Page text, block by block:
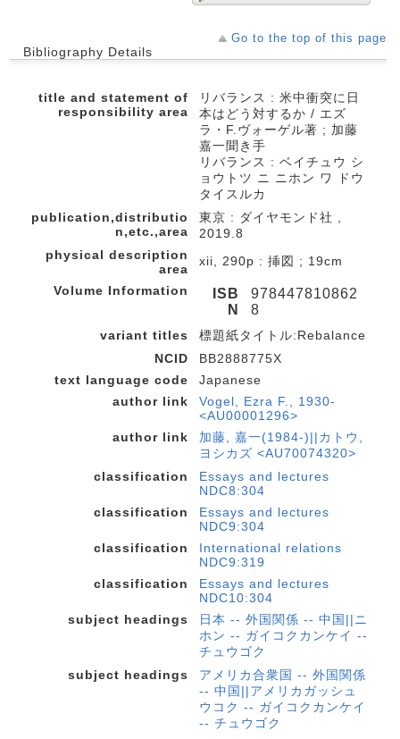
Go to the top of this page
Bibliography Details
title and statement of
responsibility area
リバランス : 米中衝突に日
本はどう対するか / エズ
ラ・F.ヴォーゲル著 ; 加藤
嘉一聞き手
リバランス : ベイチュウ シ
ョウトツ ニ ニホン ワ ドウ
タイスルカ
publication,distributio
n,etc.,area
東京 : ダイヤモンド社 ,
2019.8
physical description
area
xii, 290p : 挿図 ; 19cm
Volume Information
ISB
N
978447810862
8
variant titles
標題紙タイトル:Rebalance
NCID
BB2888775X
text language code
Japanese
author link
Vogel, Ezra F., 1930-
<AU00001296>
author link
加藤, 嘉一(1984-)||カトウ,
ヨシカズ <AU70074320>
classification
Essays and lectures
NDC8:304
classification
Essays and lectures
NDC9:304
classification
International relations
NDC9:319
classification
Essays and lectures
NDC10:304
subject headings
日本 -- 外国関係 -- 中国||ニ
ホン -- ガイコクカンケイ --
チュウゴク
subject headings
アメリカ合衆国 -- 外国関係
-- 中国||アメリカガッシュ
ウコク -- ガイコクカンケイ
-- チュウゴク